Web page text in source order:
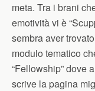
meta. Tra i brani
emotività vi è
sembra aver
modulo tematico
“Fellowship” dove
scrive la pagina